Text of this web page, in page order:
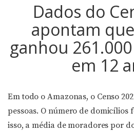
Dados do
apontam
ganhou
em 12
Em todo o Amazonas, o Censo
pessoas. O número de domicílios
isso, a média de moradores por